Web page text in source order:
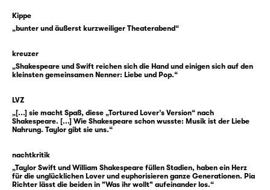
Es könnte also der Beginn einer wundervollen
Romanze sein, befänden wir uns nicht in
einer klassischen Shakespeare-Komödie.
Denn hier ist nichts einfach, schon gar nicht
Cesario eigentlich Viola heißt und auch kein
Bote, sondern — oh Schreck — eine Botin ist.
Erst vor wenigen Stunden wurde sie nach
einem Schiffbruch am Ufer der Insel Illyrien
angeschwemmt und beschloss, am Hof des
Herzogs zu dienen. Und was braucht so eine
Kippe
„bunter und äußerst kurzweiliger Theaterabend“
kreuzer
„Shakespeare und Swift reichen sich die Hand und einigen sich auf den
kleinsten gemeinsamen Nenner: Liebe und Pop.“
LVZ
„[...] sie macht Spaß, diese „Tortured Lover’s Version“ nach
Shakespeare. [...] Wie Shakespeare schon wusste: Musik ist der Liebe
Nahrung. Taylor gibt sie uns.“
nachtkritik
„Taylor Swift und William Shakespeare füllen Stadien, haben ein Herz
für die unglücklichen Lover und euphorisieren ganze Generationen. Pia
Richter lässt die beiden in "Was ihr wollt" aufeinander los.“